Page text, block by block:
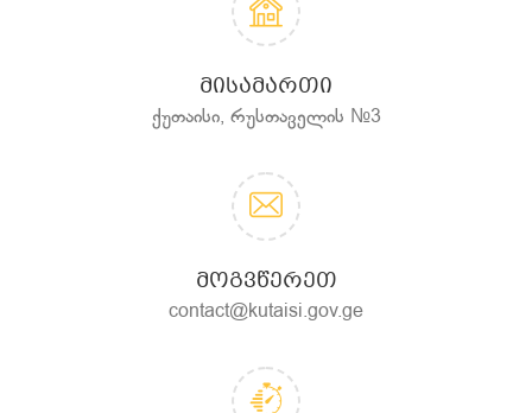
ᲛᲘᲡᲐᲛᲐᲠᲗᲘ
ქუთაისი, რუსთაველის №3
ᲛᲝᲒᲕᲬᲔᲠᲔᲗ
contact@kutaisi.gov.ge